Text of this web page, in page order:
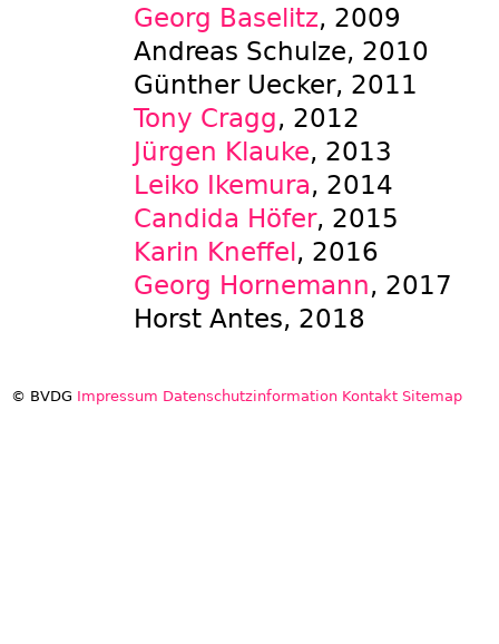
Georg Baselitz, 2009
Andreas Schulze, 2010
Günther Uecker, 2011
Tony Cragg, 2012
Jürgen Klauke, 2013
Leiko Ikemura, 2014
Candida Höfer, 2015
Karin Kneffel, 2016
Georg Hornemann, 2017
Horst Antes, 2018
© BVDG Impressum Datenschutzinformation Kontakt Sitemap